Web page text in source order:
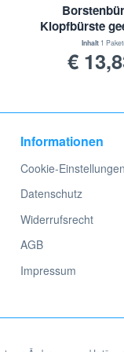
Klopfbürste
iRobot Roomba
und
Inhalt 1
€
Informationen
Cookie-Einstellungen
Datenschutz
Widerrufsrecht
AGB
Impressum